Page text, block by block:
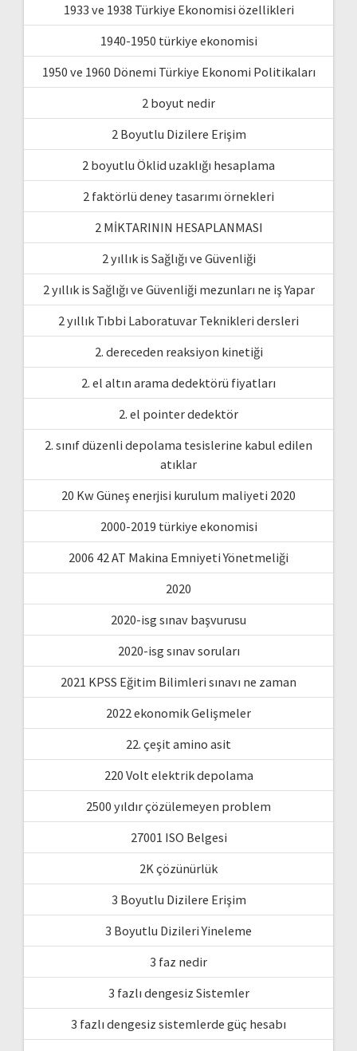
1933 ve 1938 Türkiye Ekonomisi özellikleri
1940-1950 türkiye ekonomisi
1950 ve 1960 Dönemi Türkiye Ekonomi Politikaları
2 boyut nedir
2 Boyutlu Dizilere Erişim
2 boyutlu Öklid uzaklığı hesaplama
2 faktörlü deney tasarımı örnekleri
2 MİKTARININ HESAPLANMASI
2 yıllık is Sağlığı ve Güvenliği
2 yıllık is Sağlığı ve Güvenliği mezunları ne iş Yapar
2 yıllık Tıbbi Laboratuvar Teknikleri dersleri
2. dereceden reaksiyon kinetiği
2. el altın arama dedektörü fiyatları
2. el pointer dedektör
2. sınıf düzenli depolama tesislerine kabul edilen
atıklar
20 Kw Güneş enerjisi kurulum maliyeti 2020
2000-2019 türkiye ekonomisi
2006 42 AT Makina Emniyeti Yönetmeliği
2020
2020-isg sınav başvurusu
2020-isg sınav soruları
2021 KPSS Eğitim Bilimleri sınavı ne zaman
2022 ekonomik Gelişmeler
22. çeşit amino asit
220 Volt elektrik depolama
2500 yıldır çözülemeyen problem
27001 ISO Belgesi
2K çözünürlük
3 Boyutlu Dizilere Erişim
3 Boyutlu Dizileri Yineleme
3 faz nedir
3 fazlı dengesiz Sistemler
3 fazlı dengesiz sistemlerde güç hesabı